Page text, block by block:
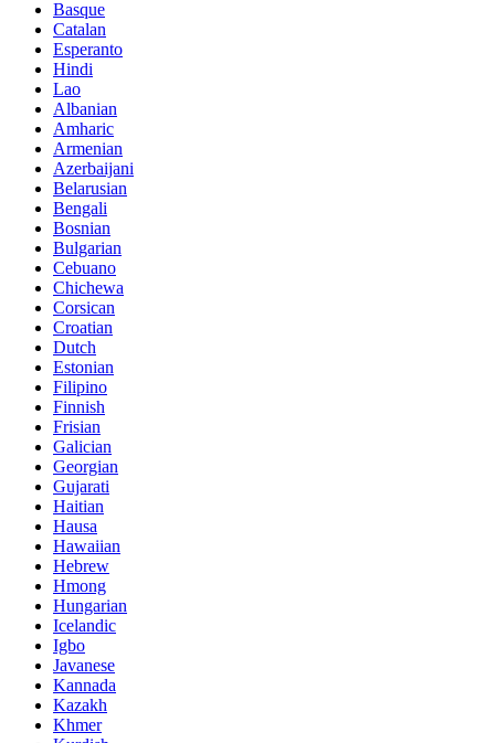
Basque
Catalan
Esperanto
Hindi
Lao
Albanian
Amharic
Armenian
Azerbaijani
Belarusian
Bengali
Bosnian
Bulgarian
Cebuano
Chichewa
Corsican
Croatian
Dutch
Estonian
Filipino
Finnish
Frisian
Galician
Georgian
Gujarati
Haitian
Hausa
Hawaiian
Hebrew
Hmong
Hungarian
Icelandic
Igbo
Javanese
Kannada
Kazakh
Khmer